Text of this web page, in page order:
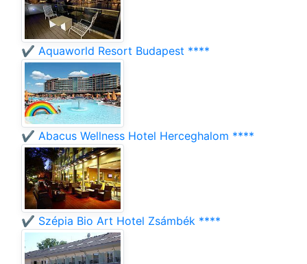
✔️ Aquaworld Resort Budapest ****
✔️ Abacus Wellness Hotel Herceghalom ****
✔️ Szépia Bio Art Hotel Zsámbék ****